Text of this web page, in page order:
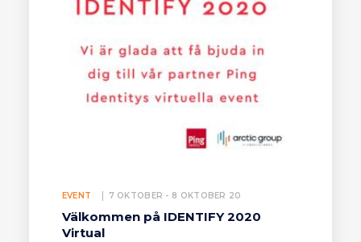
EVENT 7 OKTOBER - 8 OKTOBER 20
Välkommen på IDENTIFY 2020
Virtual